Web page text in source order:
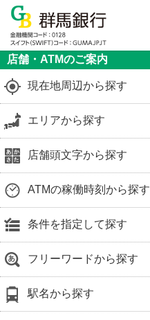
店舗・ATMのご案内
現在地周辺から探す
エリアから探す
店舗頭文字から探す
ATMの稼働時刻から探す
条件を指定して探す
フリーワードから探す
駅名から探す